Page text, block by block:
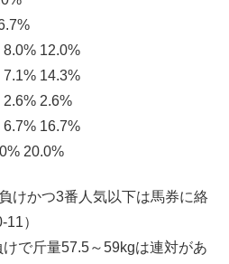
8.0% 12.0%
7.1% 14.3%
2.6% 2.6%
6.7% 16.7%
20.0%
けかつ3番人気以下は馬券に絡
）
で斤量57.5～59kgは連対があ